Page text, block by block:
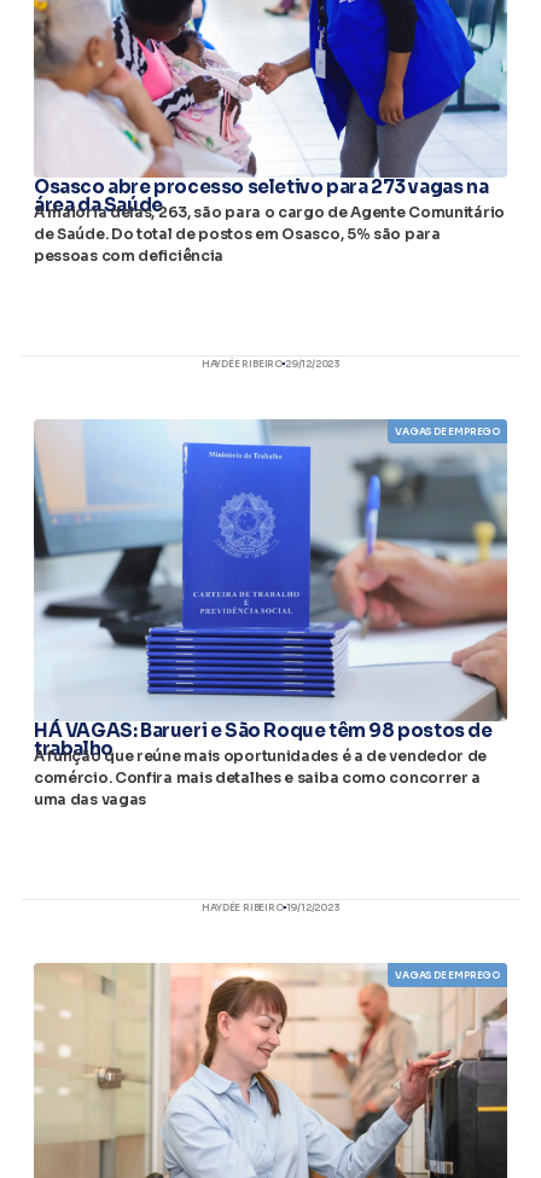
Osasco abre processo seletivo para 273 vagas na
área da Saúde
A maioria delas, 263, são para o cargo de Agente Comunitário
de Saúde. Do total de postos em Osasco, 5% são para
pessoas com deficiência
HAYDÉE RIBEIRO 29/12/2023
VAGAS DE EMPREGO
HÁ VAGAS: Barueri e São Roque têm 98 postos de
trabalho
A função que reúne mais oportunidades é a de vendedor de
comércio. Confira mais detalhes e saiba como concorrer a
uma das vagas
HAYDÉE RIBEIRO 19/12/2023
VAGAS DE EMPREGO